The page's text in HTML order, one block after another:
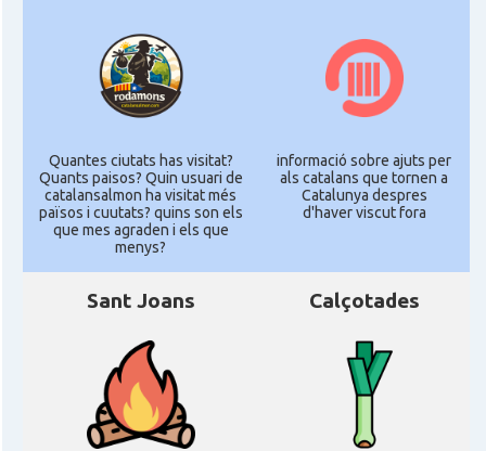
Quantes ciutats has visitat?
Quants paisos? Quin usuari de
catalansalmon ha visitat més
països i cuutats? quins son els
que mes agraden i els que
menys?
informació sobre ajuts per
als catalans que tornen a
Catalunya despres
d'haver viscut fora
Sant Joans Calçotades